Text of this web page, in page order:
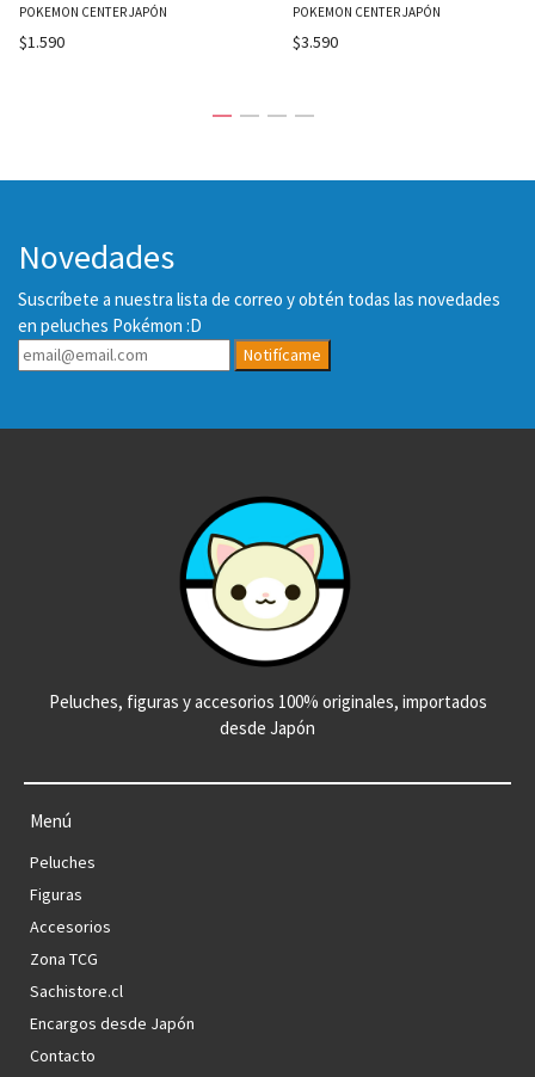
POKEMON CENTER JAPÓN
$1.590
POKEMON CENTER JAPÓN
$3.590
Novedades
Suscríbete a nuestra lista de correo y obtén todas las novedades
en peluches Pokémon :D
Notifícame
Peluches, figuras y accesorios 100% originales, importados
desde Japón
Menú
Peluches
Figuras
Accesorios
Zona TCG
Sachistore.cl
Encargos desde Japón
Contacto